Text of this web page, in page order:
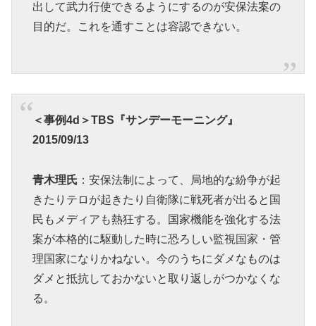
出して武力行使できるようにするのが安保法案の
目的だ。これを通すことは容認できない。
＜事例4d＞TBS『サンデーモーニング』
2015/09/13
青木理氏 ：安保法制によって、局地的な紛争が起
きたりテロが起きたり自衛隊に戦死者が出ると国
民もメディアも熱狂する。国家機能を強化する法
案が本格的に駆動した時に恐ろしい監視国家・管
理国家になりかねない。今のうちにダメなものは
ダメと抵抗しておかないと取り返しがつかなくな
る。